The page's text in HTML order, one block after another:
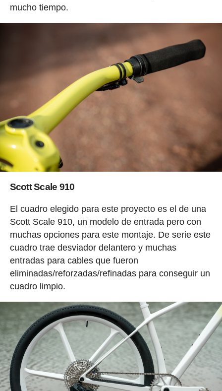
mucho tiempo.
Scott Scale 910
El cuadro elegido para este proyecto es el de una
Scott Scale 910, un modelo de entrada pero con
muchas opciones para este montaje. De serie este
cuadro trae desviador delantero y muchas
entradas para cables que fueron
eliminadas/reforzadas/refinadas para conseguir un
cuadro limpio.